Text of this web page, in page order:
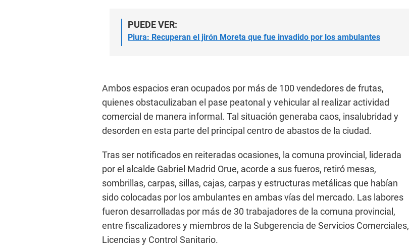
PUEDE VER:
Piura: Recuperan el jirón Moreta que fue invadido por los ambulantes
Ambos espacios eran ocupados por más de 100 vendedores de frutas,
quienes obstaculizaban el pase peatonal y vehicular al realizar actividad
comercial de manera informal. Tal situación generaba caos, insalubridad y
desorden en esta parte del principal centro de abastos de la ciudad.
Tras ser notificados en reiteradas ocasiones, la comuna provincial, liderada
por el alcalde Gabriel Madrid Orue, acorde a sus fueros, retiró mesas,
sombrillas, carpas, sillas, cajas, carpas y estructuras metálicas que habían
sido colocadas por los ambulantes en ambas vías del mercado. Las labores
fueron desarrolladas por más de 30 trabajadores de la comuna provincial,
entre fiscalizadores y miembros de la Subgerencia de Servicios Comerciales,
Licencias y Control Sanitario.